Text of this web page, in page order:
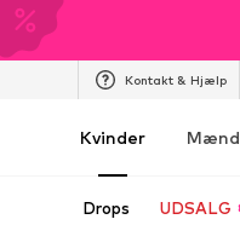
Kontakt & Hjælp
Kvinder Mænd
Drops UDSALG